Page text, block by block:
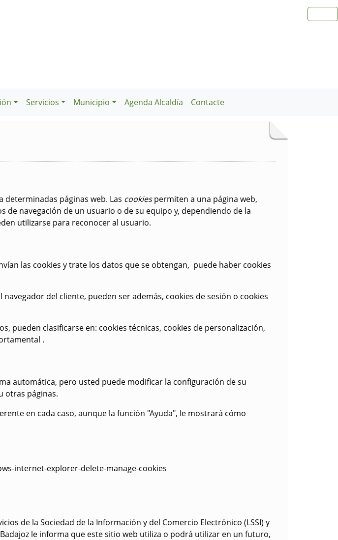
Servicios Municipio Agenda Alcaldía Contacte
páginas web. Las cookiespermiten a una página web,
navegación de un usuario o de su equipo y, dependiendo de la
utilizarse para reconocer al usuario.
las cookies y trate los datos que se obtengan, puede haber cookies
del cliente, pueden ser además, cookies de sesión o cookies
pueden clasificarse en: cookies técnicas, cookies de personalización,
.
automática, pero usted puede modificar la configuración de su
otras páginas.
en cada caso, aunque la función "Ayuda", le mostrará cómo
internet-explorer-delete-manage-cookies
de la Sociedad de la Información y del Comercio Electrónico (LSSI) y
le informa que este sitio web utiliza o podrá utilizar en un futuro,